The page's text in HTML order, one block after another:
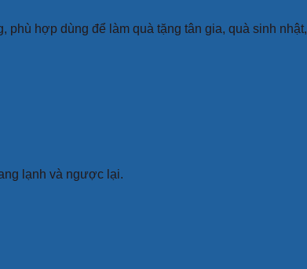
hợp dùng để làm quà tặng tân gia, quà sinh nhật,
lạnh và ngược lại.